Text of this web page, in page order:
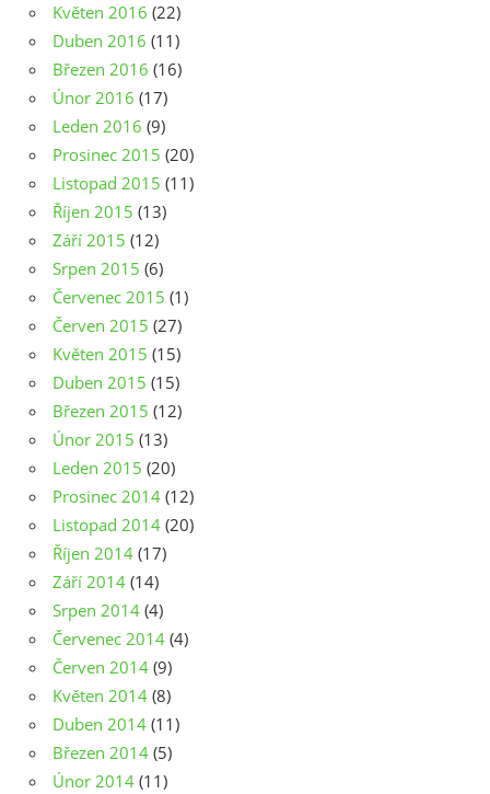
Květen 2016 (22)
Duben 2016 (11)
Březen 2016 (16)
Únor 2016 (17)
Leden 2016 (9)
Prosinec 2015 (20)
Listopad 2015 (11)
Říjen 2015 (13)
Září 2015 (12)
Srpen 2015 (6)
Červenec 2015 (1)
Červen 2015 (27)
Květen 2015 (15)
Duben 2015 (15)
Březen 2015 (12)
Únor 2015 (13)
Leden 2015 (20)
Prosinec 2014 (12)
Listopad 2014 (20)
Říjen 2014 (17)
Září 2014 (14)
Srpen 2014 (4)
Červenec 2014 (4)
Červen 2014 (9)
Květen 2014 (8)
Duben 2014 (11)
Březen 2014 (5)
Únor 2014 (11)